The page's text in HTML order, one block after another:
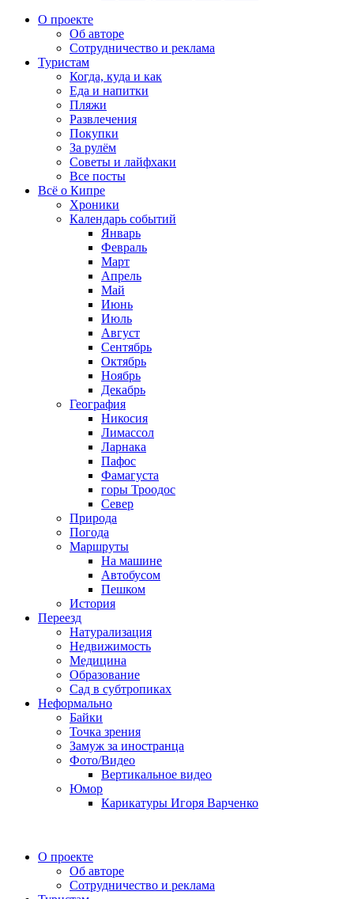
О проекте
Об авторе
Сотрудничество и реклама
Туристам
Когда, куда и как
Еда и напитки
Пляжи
Развлечения
Покупки
За рулём
Советы и лайфхаки
Все посты
Всё о Кипре
Хроники
Календарь событий
Январь
Февраль
Март
Апрель
Май
Июнь
Июль
Август
Сентябрь
Октябрь
Ноябрь
Декабрь
География
Никосия
Лимассол
Ларнака
Пафос
Фамагуста
горы Троодос
Север
Природа
Погода
Маршруты
На машине
Автобусом
Пешком
История
Переезд
Натурализация
Недвижимость
Медицина
Образование
Сад в субтропиках
Неформально
Байки
Точка зрения
Замуж за иностранца
Фото/Видео
Вертикальное видео
Юмор
Карикатуры Игоря Варченко
О проекте
Об авторе
Сотрудничество и реклама